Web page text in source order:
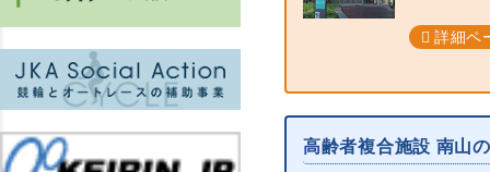
詳細ペ
高齢者複合施設 南山